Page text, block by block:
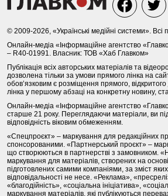
© 2009-2026, «Українські медійні системи». Всі
Онлайн-медіа «Інформаційне агентство
– R40-01991. Власник: ТОВ «Хаб Главком»
Публікація всіх авторських матеріалів та
дозволена тільки за умови прямого лінка на
обов’язковим є розміщення прямого,
лінка у першому абзаці на конкретну новину,
Онлайн-медіа «Інформаційне агентство
старше 21 року. Переглядаючи матеріали, ви
відповідність віковим обмеженням.
«Спецпроєкт» – маркування для редакційних
спонсорованими. «Партнерський проєкт» –
що створюються в партнерстві з замовником.
маркування для матеріалів, створених на
підготовлених самими компаніями, за зміст
відповідальності не несе. «Реклама»,
«благодійність», «соціальна ініціатива»,
маркування матеріалів, які публікуються